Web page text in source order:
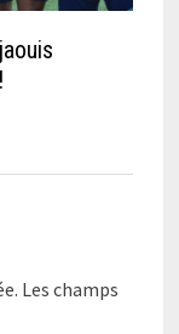
Les champs